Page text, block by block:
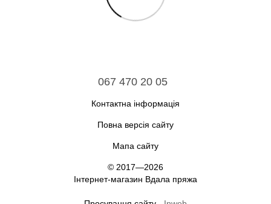
067 470 20 05
Контактна інформація
Повна версія сайту
Мапа сайту
© 2017—2026
Інтернет-магазин Вдала пряжа